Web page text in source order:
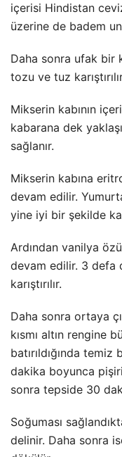
içerisi Hindistan
üzerine de badem
Daha sonra ufak bir
tozu ve tuz
Mikserin kabının
kabarana dek
sağlanır.
Mikserin kabına
devam edilir.
yine iyi bir şekilde
Ardından vanilya
devam edilir. 3 defa
karıştırılır.
Daha sonra ortaya
kısmı altın rengine
batırıldığında
dakika boyunca
sonra tepside 30
Soğuması
delinir. Daha sonra